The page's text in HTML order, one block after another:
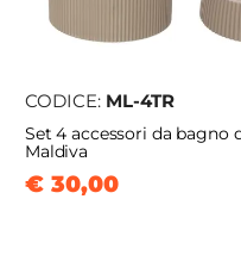
CODICE: ML-4TR
Set 4 accessori da bagno
Maldiva
€ 30,00